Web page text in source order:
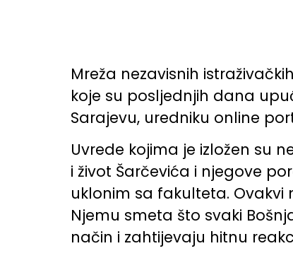
Mreža nezavisnih
koje su posljednjih dana
Sarajevu, uredniku online
Uvrede kojima je izložen su
i život Šarčevića i njegove
uklonim sa fakulteta. Ovakvi
Njemu smeta što svaki
način i zahtijevaju hitnu